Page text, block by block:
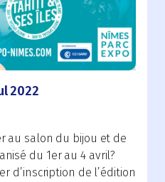
2022
au salon du bijou et de
du 1er au 4 avril?
d’inscription de l’édition